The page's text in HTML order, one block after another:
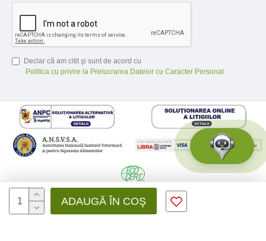
ADAUGĂ ÎN COŞ
Declar că am citit şi sunt de acord cu
Politica cu privire la Prelucrarea Datelor cu Caracter Personal
© 2026 Medfusion SRL, CIF: RO31041639 | Nr. reg.: J12/3428/2012 -
Toate drepturile rezervate - by DevPro.ro